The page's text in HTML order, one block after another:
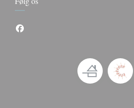
Facebook ((åbner i et nyt vindue))